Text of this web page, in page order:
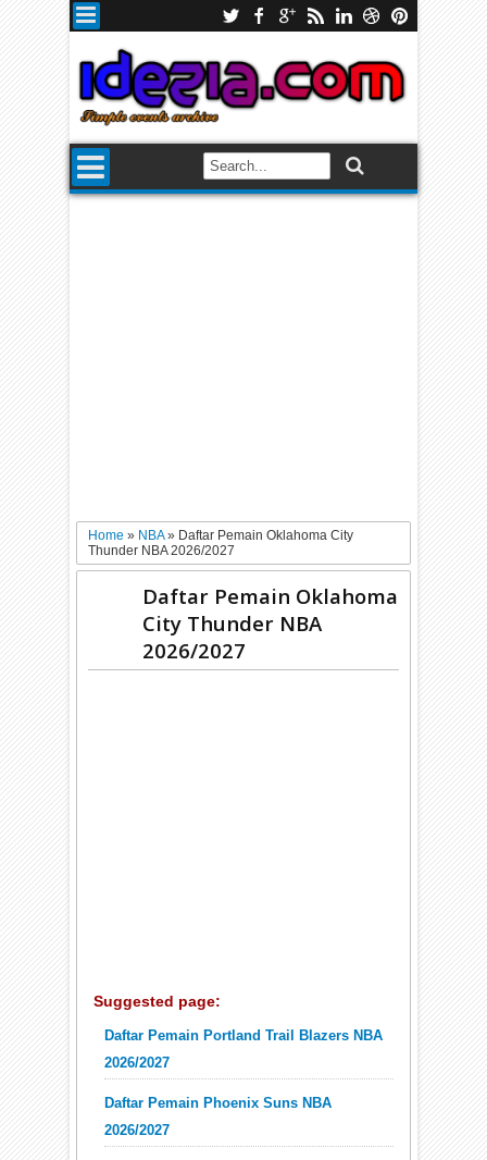
Home» NBA» Daftar Pemain Oklahoma City
Thunder NBA 2026/2027
Daftar Pemain Oklahoma
City Thunder NBA
2026/2027
Suggested page:
Daftar Pemain Portland Trail Blazers NBA
2026/2027
Daftar Pemain Phoenix Suns NBA
2026/2027